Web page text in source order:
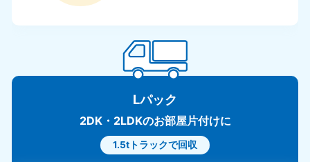
Lパック
2DK・2LDKのお部屋片付けに
1.5tトラックで回収